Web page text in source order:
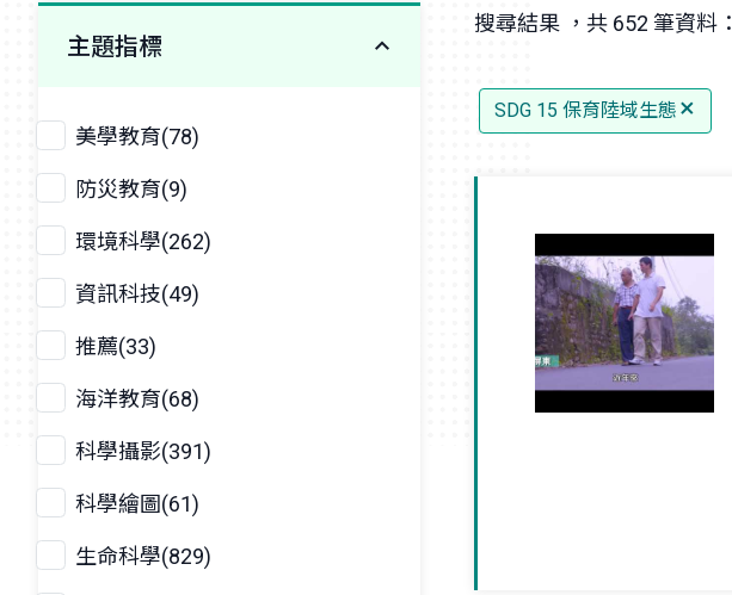
主題指標
美學教育(78)
防災教育(9)
環境科學(262)
資訊科技(49)
推薦(33)
海洋教育(68)
科學攝影(391)
科學繪圖(61)
生命科學(829)
搜尋結果 ，共 652 筆資料：
SDG 15 保育陸域生態